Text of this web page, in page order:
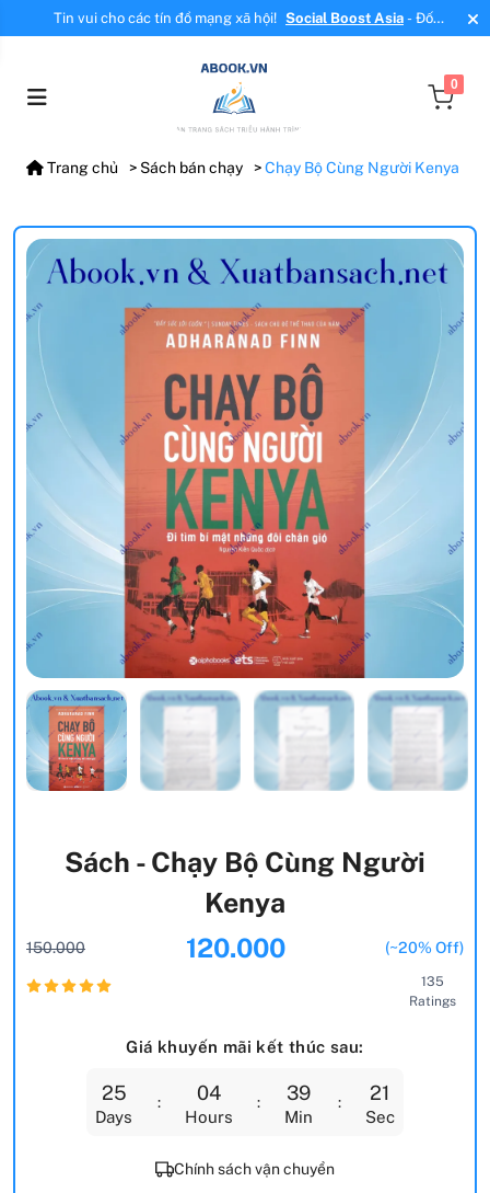
Tin vui cho các tín đồ mạng xã hội! Social Boost Asia- Đối
tác mới, cung cấp dịch vụ tăng tương tác, tăng follow uy tín!
0
Trang chủ Sách bán chạy Chạy Bộ Cùng Người Kenya
Sách - Chạy Bộ Cùng Người
Kenya
150.000 120.000 (~20% Off)
135
Ratings
Giá khuyến mãi kết thúc sau:
25
Days
04
Hours
39
Min
20
Sec
Chính sách vận chuyển